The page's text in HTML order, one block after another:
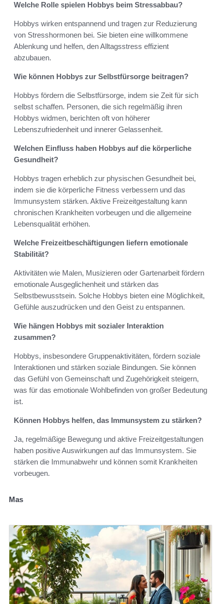
Welche Rolle spielen Hobbys beim Stressabbau?
Hobbys wirken entspannend und tragen zur Reduzierung
von Stresshormonen bei. Sie bieten eine willkommene
Ablenkung und helfen, den Alltagsstress effizient
abzubauen.
Wie können Hobbys zur Selbstfürsorge beitragen?
Hobbys fördern die Selbstfürsorge, indem sie Zeit für sich
selbst schaffen. Personen, die sich regelmäßig ihren
Hobbys widmen, berichten oft von höherer
Lebenszufriedenheit und innerer Gelassenheit.
Welchen Einfluss haben Hobbys auf die körperliche
Gesundheit?
Hobbys tragen erheblich zur physischen Gesundheit bei,
indem sie die körperliche Fitness verbessern und das
Immunsystem stärken. Aktive Freizeitgestaltung kann
chronischen Krankheiten vorbeugen und die allgemeine
Lebensqualität erhöhen.
Welche Freizeitbeschäftigungen liefern emotionale
Stabilität?
Aktivitäten wie Malen, Musizieren oder Gartenarbeit fördern
emotionale Ausgeglichenheit und stärken das
Selbstbewusstsein. Solche Hobbys bieten eine Möglichkeit,
Gefühle auszudrücken und den Geist zu entspannen.
Wie hängen Hobbys mit sozialer Interaktion
zusammen?
Hobbys, insbesondere Gruppenaktivitäten, fördern soziale
Interaktionen und stärken soziale Bindungen. Sie können
das Gefühl von Gemeinschaft und Zugehörigkeit steigern,
was für das emotionale Wohlbefinden von großer Bedeutung
ist.
Können Hobbys helfen, das Immunsystem zu stärken?
Ja, regelmäßige Bewegung und aktive Freizeitgestaltungen
haben positive Auswirkungen auf das Immunsystem. Sie
stärken die Immunabwehr und können somit Krankheiten
vorbeugen.
Mas